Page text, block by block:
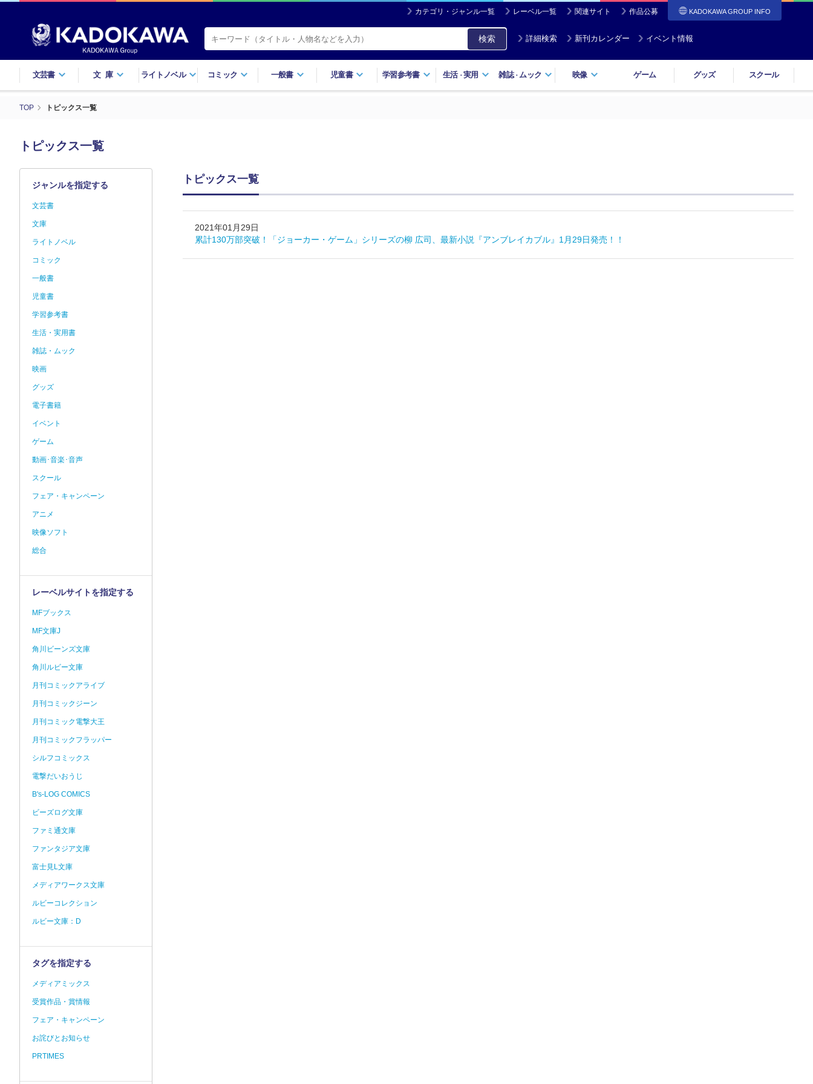
カテゴリ・ジャンル一覧 レーベル一覧 関連サイト 作品公募 KADOKAWA GROUP INFO
検索 詳細検索 新刊カレンダー イベント情報
文芸書 文庫 ライトノベル コミック 一般書 児童書 学習参考書 生活・実用 雑誌・ ムック 映像 ゲーム グッズ スクール
TOP トピックス一覧
トピックス一覧
トピックス一覧
2021年01月29日
累計130万部突破！「ジョーカー・ゲーム」シリーズの柳 広司、最新小説『アンブレイカブル』1月29日発売！！
ジャンルを指定する
文芸書
文庫
ライトノベル
コミック
一般書
児童書
学習参考書
生活・実用書
雑誌・ムック
映画
グッズ
電子書籍
イベント
ゲーム
動画･音楽･音声
スクール
フェア・キャンペーン
アニメ
映像ソフト
総合
レーベルサイトを指定する
MFブックス
MF文庫J
角川ビーンズ文庫
角川ルビー文庫
月刊コミックアライブ
月刊コミックジーン
月刊コミック電撃大王
月刊コミックフラッパー
シルフコミックス
電撃だいおうじ
B's-LOG COMICS
ビーズログ文庫
ファミ通文庫
ファンタジア文庫
富士見L文庫
メディアワークス文庫
ルビーコレクション
ルビー文庫：D
タグを指定する
メディアミックス
受賞作品・賞情報
フェア・キャンペーン
お詫びとお知らせ
PRTIMES